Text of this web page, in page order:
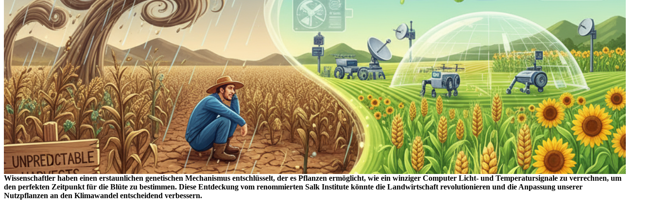
Wissenschaftler haben einen erstaunlichen genetischen Mechanismus entschlüsselt, der es Pflanzen ermöglicht, wie ein winziger Computer Licht- und Temperatursignale zu verrechnen, um
den perfekten Zeitpunkt für die Blüte zu bestimmen. Diese Entdeckung vom renommierten Salk Institute könnte die Landwirtschaft revolutionieren und die Anpassung unserer
Nutzpflanzen an den Klimawandel entscheidend verbessern.